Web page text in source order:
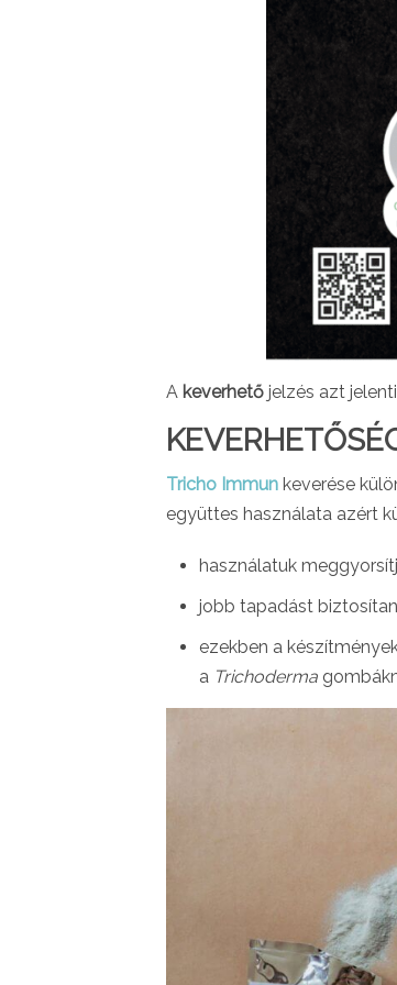
A keverhető jelzés azt
Tricho Immun keverése
együttes használata azért
használatuk
jobb tapadást
ezekben a
a Trichoderma